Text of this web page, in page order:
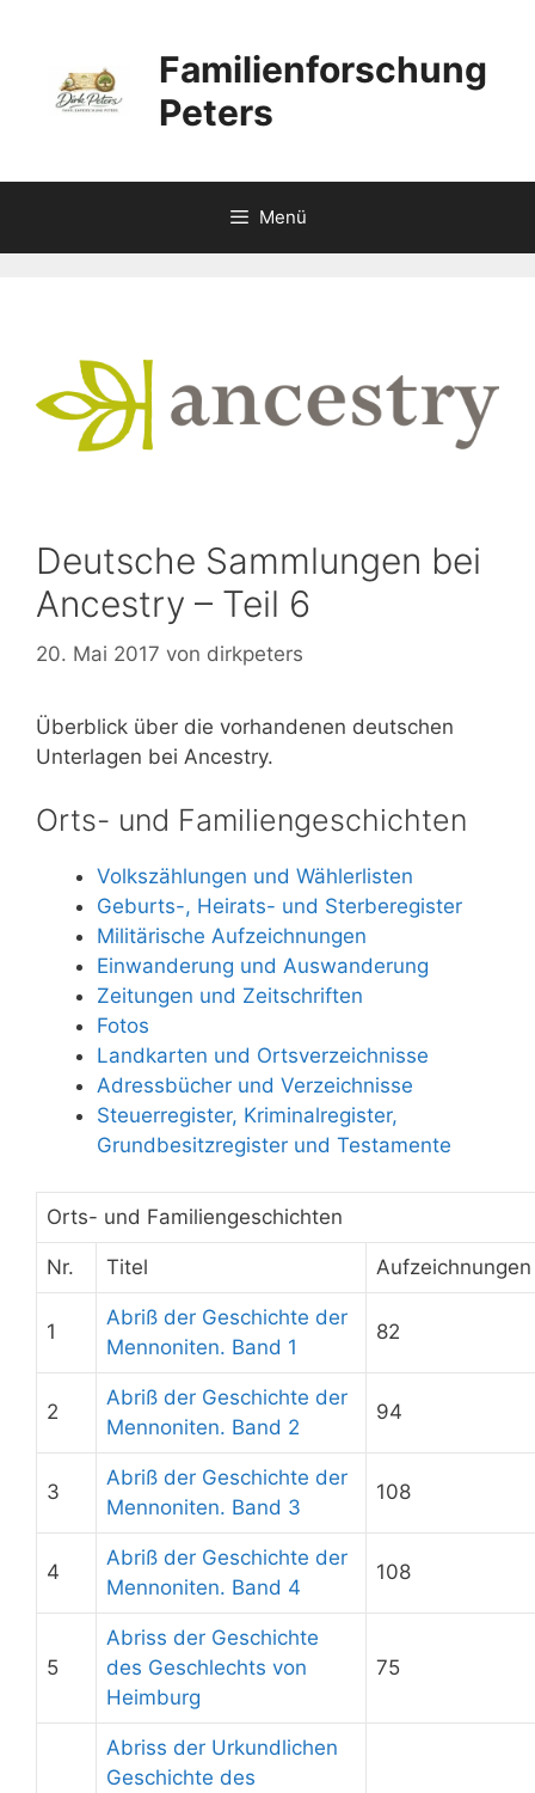
springen
Familienforschung
Peters
Menü
Deutsche Sammlungen bei
Ancestry – Teil 6
20. Mai 2017 von dirkpeters
Überblick über die vorhandenen deutschen
Unterlagen bei Ancestry.
Orts- und Familiengeschichten
Volkszählungen und Wählerlisten
Geburts-, Heirats- und Sterberegister
Militärische Aufzeichnungen
Einwanderung und Auswanderung
Zeitungen und Zeitschriften
Fotos
Landkarten und Ortsverzeichnisse
Adressbücher und Verzeichnisse
Steuerregister, Kriminalregister,
Grundbesitzregister und Testamente
Orts- und Familiengeschichten
Nr. Titel Aufzeichnungen
1
Abriß der Geschichte der
Mennoniten. Band 1
82
2
Abriß der Geschichte der
Mennoniten. Band 2
94
3
Abriß der Geschichte der
Mennoniten. Band 3
108
4
Abriß der Geschichte der
Mennoniten. Band 4
108
5
Abriss der Geschichte
des Geschlechts von
Heimburg
75
Abriss der Urkundlichen
Geschichte des